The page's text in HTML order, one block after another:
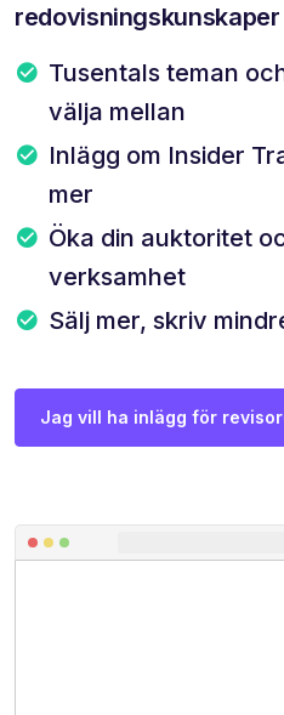
Tusentals teman
välja mellan
Inlägg om Insider
mer
Öka din auktoritet
verksamhet
Sälj mer, skriv
Jag vill ha inlägg för